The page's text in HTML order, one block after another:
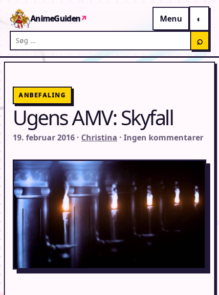
AnimeGuiden↗
Menu
Søg på AnimeGuiden
⌕
ANBEFALING
Ugens AMV: Skyfall
19. februar 2016 · Christina · Ingen kommentarer